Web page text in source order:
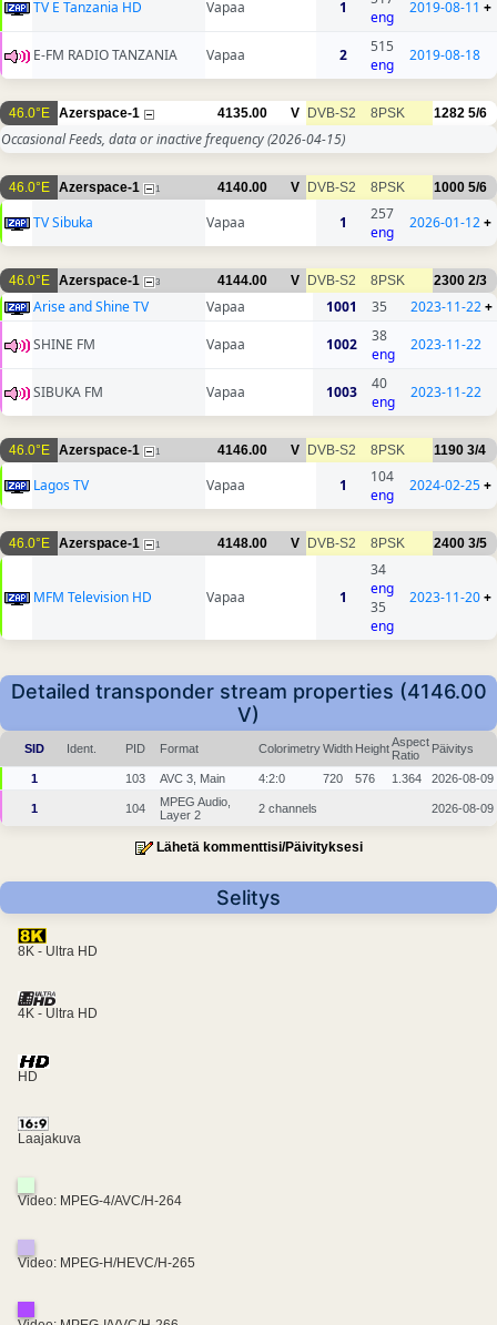
TV E Tanzania HD Vapaa 1
eng
2019-08-11 +
E-FM RADIO TANZANIA Vapaa 2
515
eng
2019-08-18
46.0°E Azerspace-1 4135.00 V DVB-S2 8PSK 1282 5/6
Occasional Feeds, data or inactive frequency(2026-04-15)
46.0°E Azerspace-1 1 4140.00 V DVB-S2 8PSK 1000 5/6
TV Sibuka Vapaa 1
257
eng
2026-01-12+
46.0°E Azerspace-1 3 4144.00 V DVB-S2 8PSK 2300 2/3
Arise and Shine TV Vapaa 1001 35 2023-11-22+
SHINE FM
Vapaa 1002
38
eng
2023-11-22
SIBUKA FM Vapaa 1003
40
eng
2023-11-22
46.0°E Azerspace-1 1 4146.00 V DVB-S2 8PSK 1190 3/4
Lagos TV Vapaa 1
104
eng
2024-02-25+
46.0°E Azerspace-1 1 4148.00 V DVB-S2 8PSK 2400 3/5
MFM Television HD Vapaa 1
34
eng
35
eng
2023-11-20+
Detailed transponder stream properties (4146.00
V)
SID Ident. PID Format ColorimetryWidth HeightAspect
Ratio
Päivitys
1 103 AVC 3, Main 4:2:0 720 576 1.364 2026-08-09
1 104
MPEG Audio,
Layer 2
2 channels 2026-08-09
Lähetä kommenttisi/Päivityksesi
Selitys
8K - Ultra HD
4K - Ultra HD
HD
Laajakuva
Video: MPEG-4/AVC/H-264
Video: MPEG-H/HEVC/H-265